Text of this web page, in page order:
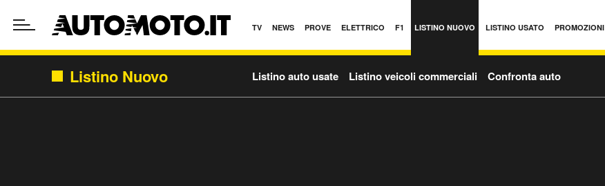
TV NEWS PROVE ELETTRICO F1 LISTINO NUOVO LISTINO USATO PROMOZIONI
Listino Nuovo Listino auto usate Listino veicoli commerciali Confronta auto